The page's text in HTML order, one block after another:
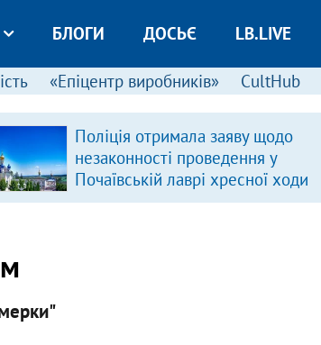
БЛОГИ ДОСЬЄ LB.LIVE
«Епіцентр виробників» CultHub
Поліція отримала заяву щодо
незаконності проведення у
Почаївській лаврі хресної ходи